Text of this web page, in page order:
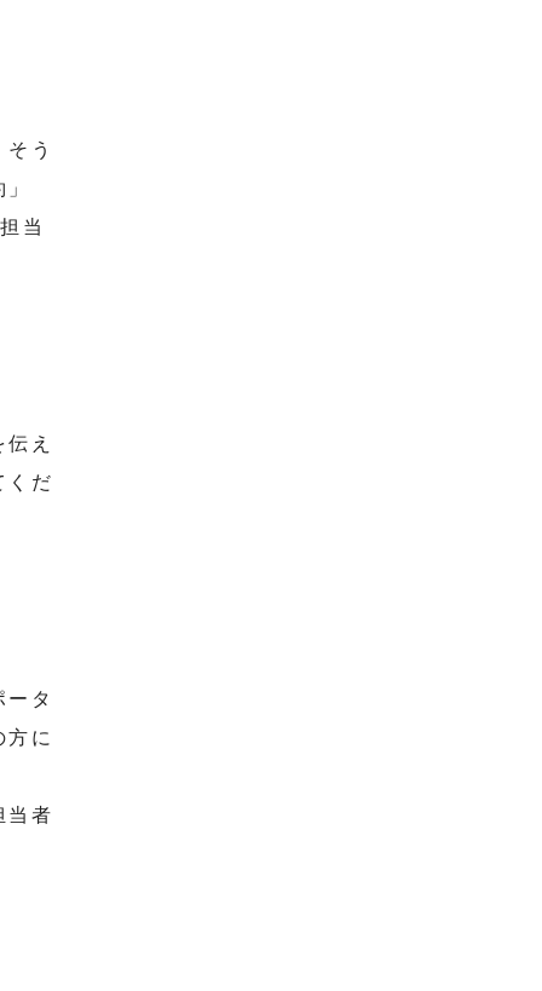
う
当
え
くだ
ータ
方に
当者